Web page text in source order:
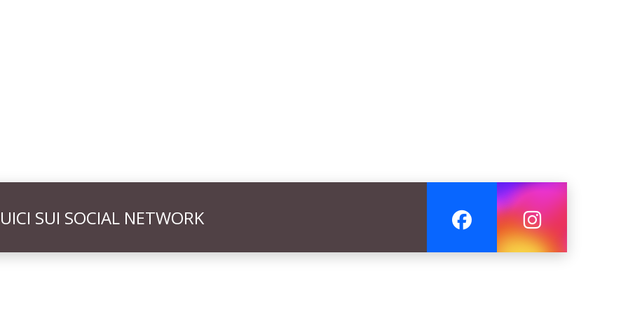
SUI SOCIAL NETWORK